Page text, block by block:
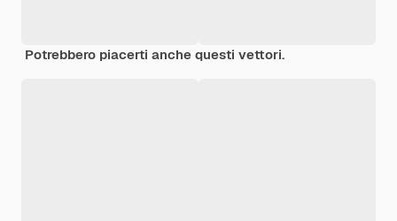
Potrebbero piacerti anche questi vettori.